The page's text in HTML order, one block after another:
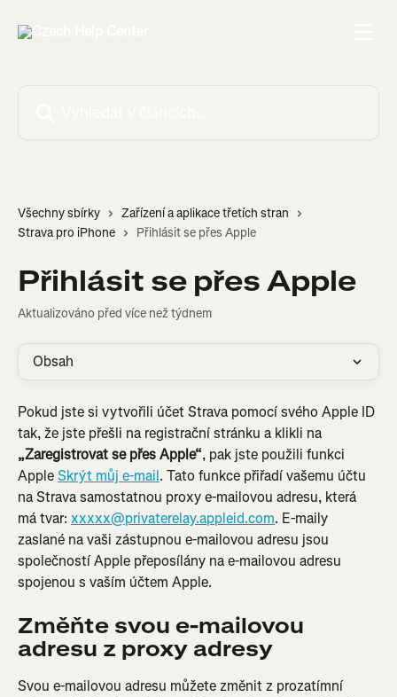
Všechny sbírky
Zařízení a aplikace třetích stran
Strava pro iPhone
Přihlásit se přes Apple
Přihlásit se přes Apple
Aktualizováno před více než týdnem
Obsah
Pokud jste si vytvořili účet Strava pomocí svého Apple ID
tak, že jste přešli na registrační stránku a klikli na
„Zaregistrovat se přes Apple“, pak jste použili funkci
Apple Skrýt můj e-mail. Tato funkce přiřadí vašemu účtu
na Strava samostatnou proxy e-mailovou adresu, která
má tvar: xxxxx@privaterelay.appleid.com. E-maily
zaslané na vaši zástupnou e-mailovou adresu jsou
společností Apple přeposílány na e-mailovou adresu
spojenou s vaším účtem Apple.
Změňte svou e-mailovou
adresu z proxy adresy
Svou e-mailovou adresu můžete změnit z prozatímní